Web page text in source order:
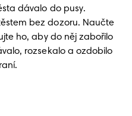
dávalo do pusy.
bez dozoru. Naučte
ho, aby do něj zabořilo
rozsekalo a ozdobilo